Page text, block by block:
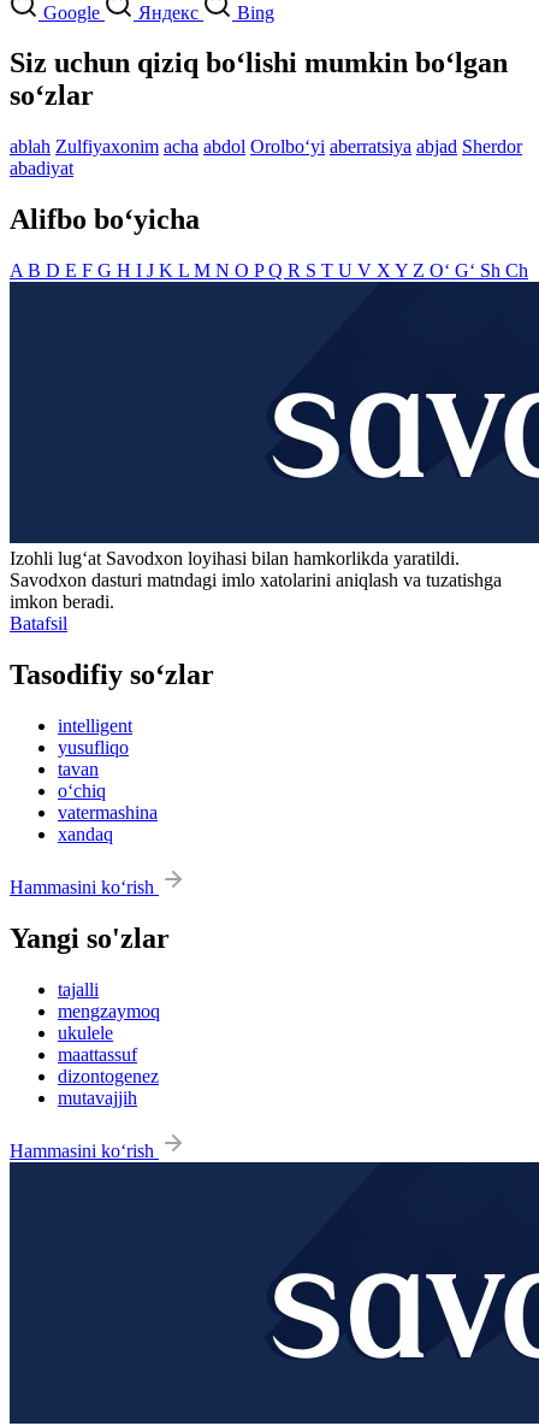
Google Яндекс Bing
Siz uchun qiziq bo‘lishi mumkin bo‘lgan
so‘zlar
ablah Zulfiyaxonim acha abdol Orolbo‘yi aberratsiya abjad Sherdor
abadiyat
Alifbo bo‘yicha
A B D E F G H I J K L M N O PQ R S T U V X Y Z O‘ G‘ Sh Ch
Izohli lugʻat Savodxon loyihasi bilan hamkorlikda yaratildi.
Savodxon dasturi matndagi imlo xatolarini aniqlash va tuzatishga
imkon beradi.
Batafsil
Tasodifiy so‘zlar
intelligent
yusufliqo
tavan
o‘chiq
vatermashina
xandaq
Hammasini ko‘rish
Yangi so'zlar
tajalli
mengzaymoq
ukulele
maattassuf
dizontogenez
mutavajjih
Hammasini ko‘rish